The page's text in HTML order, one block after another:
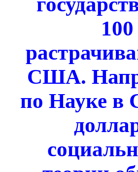
США.
по Науке в